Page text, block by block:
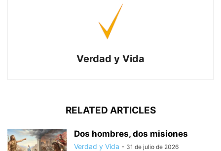
Verdad y Vida
RELATED ARTICLES
Dos hombres, dos misiones
Verdad y Vida - 31 de julio de 2026